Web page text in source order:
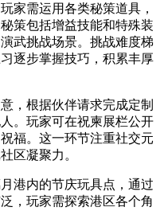
家需运用各类秘策道具，
策包括增益技能和特殊装
武挑战场景。挑战难度梯
逐步掌握技巧，积累丰厚
，根据伙伴请求完成定制
。玩家可在祝柬展栏公开
福。这一环节注重社交元
区凝聚力。
港内的节庆玩具点，通过
，玩家需探索港区各个角